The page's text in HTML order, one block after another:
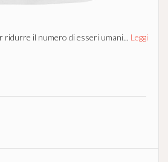
ridurre il numero di esseri umani... Leggi